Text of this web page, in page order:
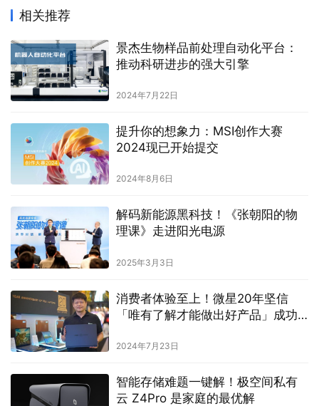
相关推荐
景杰生物样品前处理自动化平台：
推动科研进步的强大引擎
2024年7月22日
提升你的想象力：MSI创作大赛
2024现已开始提交
2024年8月6日
解码新能源黑科技！《张朝阳的物
理课》走进阳光电源
2025年3月3日
消费者体验至上！微星20年坚信
「唯有了解才能做出好产品」成功
2024年7月23日
智能存储难题一键解！极空间私有
云 Z4Pro 是家庭的最优解